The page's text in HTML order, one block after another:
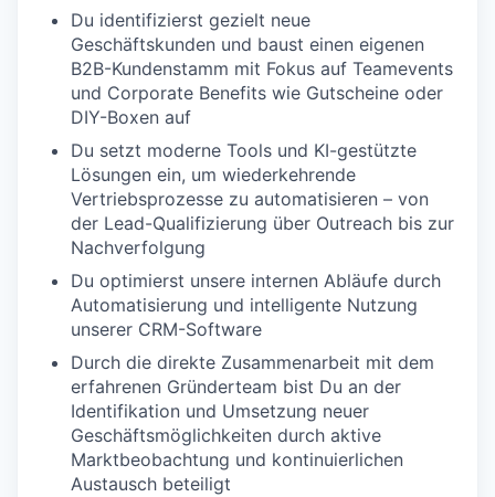
Du identifizierst gezielt neue
Geschäftskunden und baust einen eigenen
B2B-Kundenstamm mit Fokus auf Teamevents
und Corporate Benefits wie Gutscheine oder
DIY-Boxen auf
Du setzt moderne Tools und KI-gestützte
Lösungen ein, um wiederkehrende
Vertriebsprozesse zu automatisieren – von
der Lead-Qualifizierung über Outreach bis zur
Nachverfolgung
Du optimierst unsere internen Abläufe durch
Automatisierung und intelligente Nutzung
unserer CRM-Software
Durch die direkte Zusammenarbeit mit dem
erfahrenen Gründerteam bist Du an der
Identifikation und Umsetzung neuer
Geschäftsmöglichkeiten durch aktive
Marktbeobachtung und kontinuierlichen
Austausch beteiligt